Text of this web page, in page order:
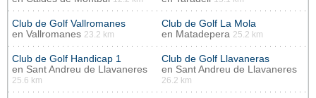
Club de Golf Vallromanes
en Vallromanes 23.2 km
Club de Golf La Mola
en Matadepera 25.2 km
Club de Golf Handicap 1
en Sant Andreu de Llavaneres
25.6 km
Club de Golf Llavaneras
en Sant Andreu de Llavaneres
26.2 km